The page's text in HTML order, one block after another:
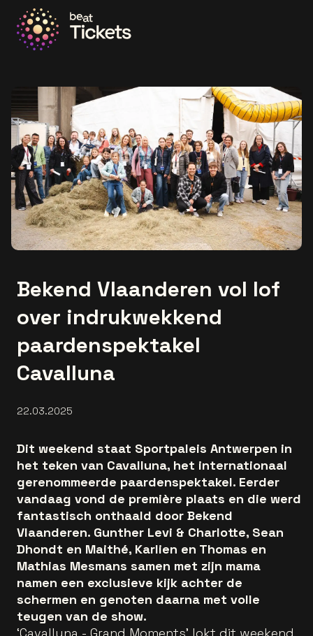
Bekend Vlaanderen vol lof
over indrukwekkend
paardenspektakel
Cavalluna
22.03.2025
Dit weekend staat Sportpaleis Antwerpen in
het teken van Cavalluna, het internationaal
gerenommeerde paardenspektakel. Eerder
vandaag vond de première plaats en die werd
fantastisch onthaald door Bekend
Vlaanderen. Gunther Levi & Charlotte, Sean
Dhondt en Maithé, Karlien en Thomas en
Mathias Mesmans samen met zijn mama
namen een exclusieve kijk achter de
schermen en genoten daarna met volle
teugen van de show.